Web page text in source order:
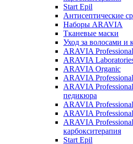
Start Epil
Антисептические
Наборы ARAVIA
Тканевые маски
Уход за волосами и
ARAVIA
ARAVIA
ARAVIA Organic
ARAVIA
ARAVIA
педикюра
ARAVIA
ARAVIA
ARAVIA
карбокситерапия
Start Epil